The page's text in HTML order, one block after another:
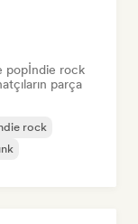
popİndie rock
parça
rock